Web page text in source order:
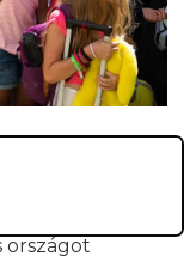
példátlan
alakultak,
el, hogy egy
országot